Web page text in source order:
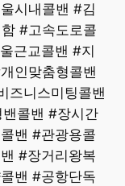
시내콜밴 #김
#고속도로콜
근교콜밴 #지
인맞춤형콜밴
즈니스미팅콜밴
콜밴 #장시간
밴 #관광용콜
#장거리왕복
밴 #공항단독